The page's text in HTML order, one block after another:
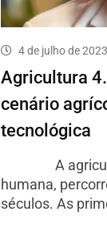
4 de julho de 2023
Agricultura
cenário
tecnológica
A
humana,
séculos. As